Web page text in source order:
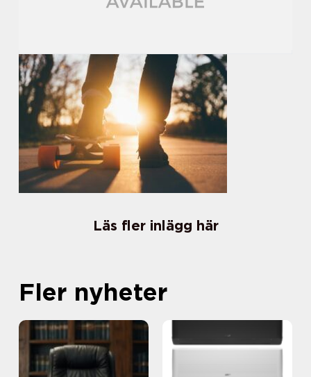
Läs fler inlägg här
Fler nyheter